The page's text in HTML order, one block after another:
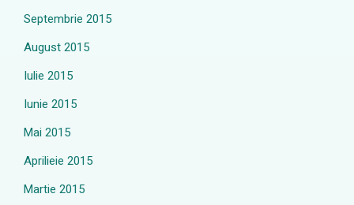
Septembrie 2015
August 2015
Iulie 2015
Iunie 2015
Mai 2015
Aprilieie 2015
Martie 2015